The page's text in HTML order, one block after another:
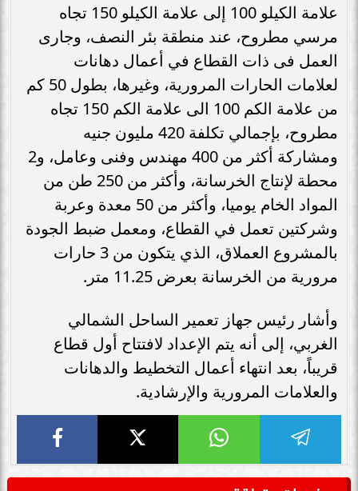
علامة الكيلو 100 إلى علامة الكيلو 150 تجاه
مرسي مطروح، عند منطقة بئر النصف، وجارى
العمل فى ذات القطاع في أعمال دهانات
لعلامات الحارات المرورية، وغيرها، بطول 50 كم
من علامة الكم 100 الى علامة الكم 150 تجاه
مطروح، بإجمالي تكلفة 420 مليون جنيه
ومشاركة أكثر من 400 مهندس وفنى وعامل، و2
محطة لإنتاج الخرسانة، وأكثر من 250 طن من
المواد الخام يوميا، وأكثر من 50 معدة وعربة
وشركتين تعمل في القطاع، ومعمل ضبط الجودة
بالمشروع العملاق، الذي يتكون من 3 حارات
مرورية من الخرسانة بعرض 11.25 متر.
وأشار رئيس جهاز تعمير الساحل الشمالي
الغربي، إلى أنه يتم الإعداد لافتتاح أول قطاع
قريباً، بعد انتهاء أعمال التخطيط والدهانات
والعلامات المرورية والإرشادية.